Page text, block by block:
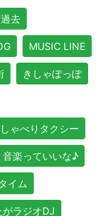
去
MUSIC LINE
きしゃぽっぽ
ゃべりタクシー
音楽っていいな♪
イム
ラジオDJ